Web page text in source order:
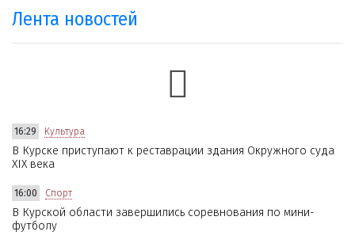
Лента новостей
16:29 Культура
В Курске приступают к реставрации здания Окружного суда
XIX века
16:00 Спорт
В Курской области завершились соревнования по мини-
футболу